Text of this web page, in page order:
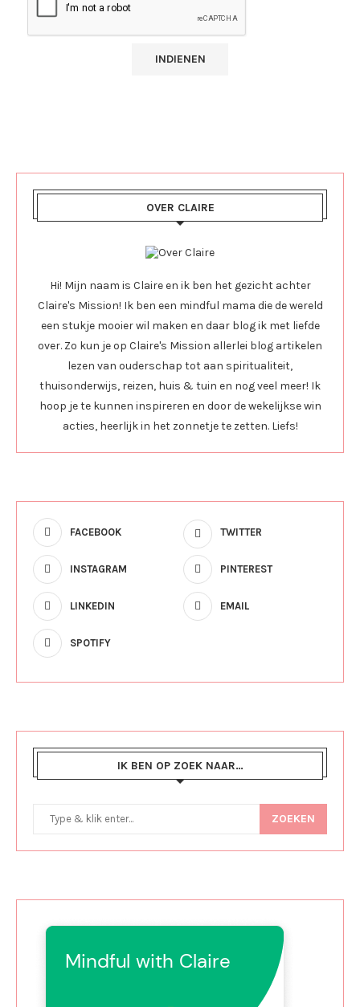
OVER CLAIRE
Hi! Mijn naam is Claire en ik ben het gezicht achter
Claire's Mission! Ik ben een mindful mama die de wereld
een stukje mooier wil maken en daar blog ik met liefde
over. Zo kun je op Claire's Mission allerlei blog artikelen
lezen van ouderschap tot aan spiritualiteit,
thuisonderwijs, reizen, huis & tuin en nog veel meer! Ik
hoop je te kunnen inspireren en door de wekelijkse win
acties, heerlijk in het zonnetje te zetten. Liefs!
FACEBOOK TWITTER
INSTAGRAM PINTEREST
LINKEDIN EMAIL
SPOTIFY
IK BEN OP ZOEK NAAR…
ZOEKEN